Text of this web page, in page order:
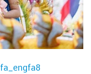
fa_engfa8